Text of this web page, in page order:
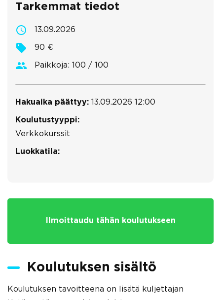
Tarkemmat tiedot
13.09.2026
90 €
Paikkoja: 100 / 100
Hakuaika päättyy: 13.09.2026 12:00
Koulutustyyppi:
Verkkokurssit
Luokkatila:
Ilmoittaudu tähän koulutukseen
Koulutuksen sisältö
Koulutuksen tavoitteena on lisätä kuljettajan